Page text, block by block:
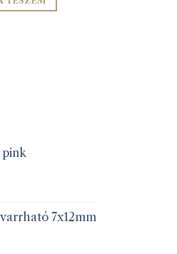
pink
7x12mm